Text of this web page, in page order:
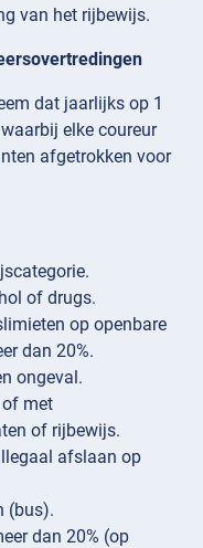
van het rijbewijs.
dat jaarlijks op 1
elke coureur
afgetrokken voor
of drugs.
op openbare
dan 20%.
ongeval.
of met
of rijbewijs.
afslaan op
(bus).
dan 20% (op